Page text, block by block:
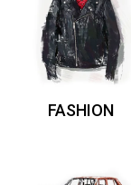
FASHION